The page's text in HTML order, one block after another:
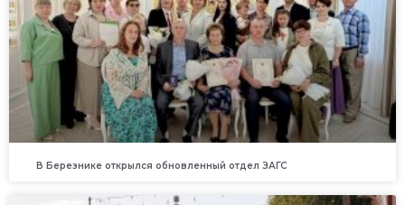
В Березнике открылся обновленный отдел ЗАГС